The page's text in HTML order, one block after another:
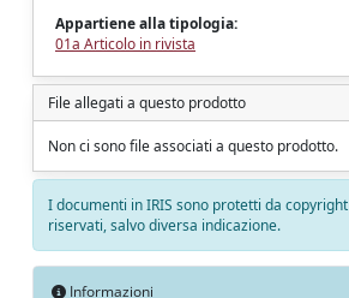
Appartiene alla tipologia:
01a Articolo in rivista
File allegati a questo prodotto
Non ci sono file associati a questo prodotto.
I documenti in IRIS sono protetti da
riservati, salvo diversa indicazione.
Informazioni